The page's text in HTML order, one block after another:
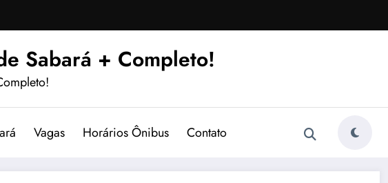
Sabará + Completo!
Vagas Horários Ônibus Contato